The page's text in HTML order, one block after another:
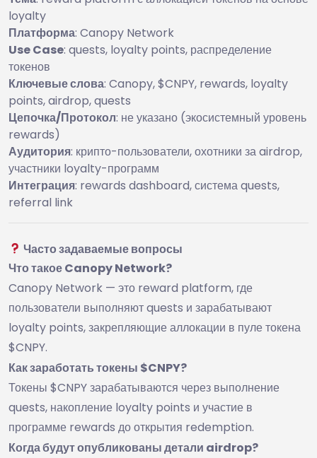
loyalty
Платформа: Canopy Network
Use Case: quests, loyalty points, распределение
токенов
Ключевые слова: Canopy, $CNPY, rewards, loyalty
points, airdrop, quests
Цепочка/Протокол: не указано (экосистемный уровень
rewards)
Аудитория: крипто-пользователи, охотники за airdrop,
участники loyalty-программ
Интеграция: rewards dashboard, система quests,
referral link
Часто задаваемые вопросы
Что такое Canopy Network?
Canopy Network — это reward platform, где
пользователи выполняют quests и зарабатывают
loyalty points, закрепляющие аллокации в пуле токена
$CNPY.
Как заработать токены $CNPY?
Токены $CNPY зарабатываются через выполнение
quests, накопление loyalty points и участие в
программе rewards до открытия redemption.
Когда будут опубликованы детали airdrop?